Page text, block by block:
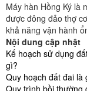
Máy hàn Hồng Ký là
được đông đảo thợ
khả năng vận hành
Nội dung cập nhật
Kế hoạch sử dụng
gì?
Quy hoạch đất đai
Quy trình bồi thường